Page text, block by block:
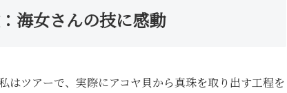
海女さんの技に感動
ツアーで、実際にアコヤ貝から真珠を取り出す工程を